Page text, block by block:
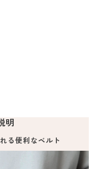
明
る便利なベルト